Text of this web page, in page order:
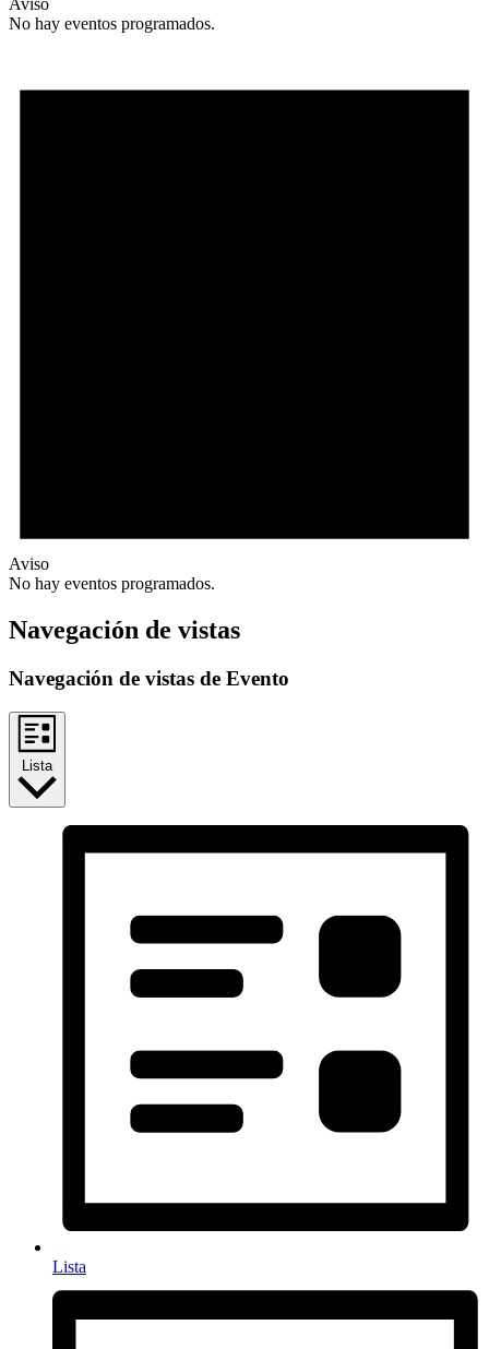
Aviso
No hay eventos programados.
Aviso
No hay eventos programados.
Navegación de vistas
Navegación de vistas de Evento
Lista
Lista